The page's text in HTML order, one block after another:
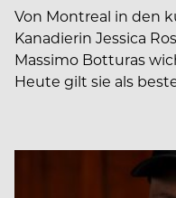
Von Montreal in den
Kanadierin Jessica
Massimo Botturas
Heute gilt sie als